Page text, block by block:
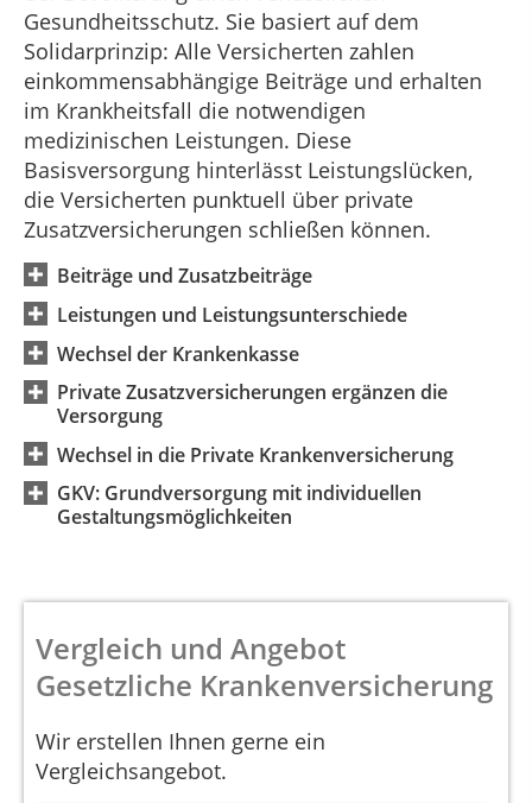
Gesundheitsschutz. Sie basiert auf dem
Solidarprinzip: Alle Versicherten zahlen
einkommensabhängige Beiträge und erhalten
im Krankheitsfall die notwendigen
medizinischen Leistungen. Diese
Basisversorgung hinterlässt Leistungslücken,
die Versicherten punktuell über private
Zusatzversicherungen schließen können.
Beiträge und Zusatzbeiträge
Leistungen und Leistungsunterschiede
Wechsel der Krankenkasse
Private Zusatzversicherungen ergänzen die
Versorgung
Wechsel in die Private Krankenversicherung
GKV: Grundversorgung mit individuellen
Gestaltungsmöglichkeiten
Vergleich und Angebot
Gesetzliche Krankenversicherung
Wir erstellen Ihnen gerne ein
Vergleichsangebot.